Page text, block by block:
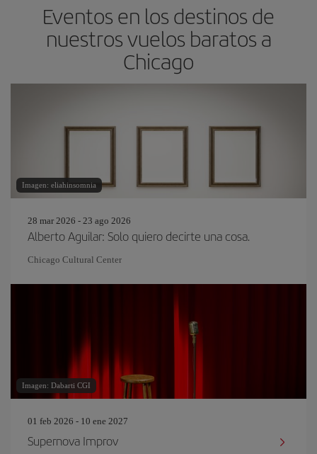
Eventos en los destinos de
nuestros vuelos baratos a
Chicago
Imagen: eliahinsomnia
28 mar 2026 - 23 ago 2026
Alberto Aguilar: Solo quiero decirte una cosa.
Chicago Cultural Center
Imagen: Dabarti CGI
01 feb 2026 - 10 ene 2027
Supernova Improv